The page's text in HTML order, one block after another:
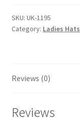
SKU: UK-1195
Category: Ladies Hats
Reviews (0)
Reviews